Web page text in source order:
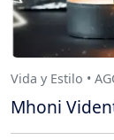
Vida y Estilo •
Mhoni